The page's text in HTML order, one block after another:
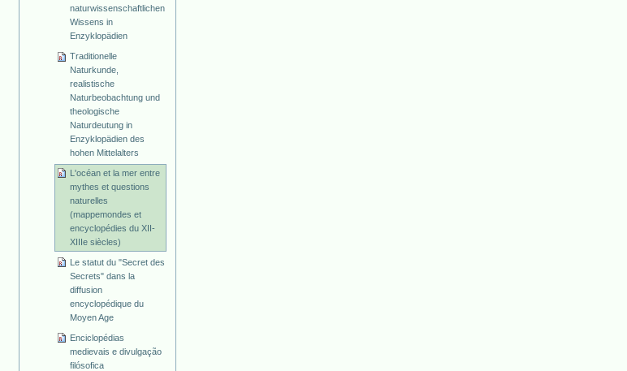
naturwissenschaftlichen
Wissens in
Enzyklopädien
Traditionelle
Naturkunde,
realistische
Naturbeobachtung und
theologische
Naturdeutung in
Enzyklopädien des
hohen Mittelalters
L'océan et la mer entre
mythes et questions
naturelles
(mappemondes et
encyclopédies du XII-
XIIIe siècles)
Le statut du "Secret des
Secrets" dans la
diffusion
encyclopédique du
Moyen Age
Enciclopédias
medievais e divulgação
filósofica